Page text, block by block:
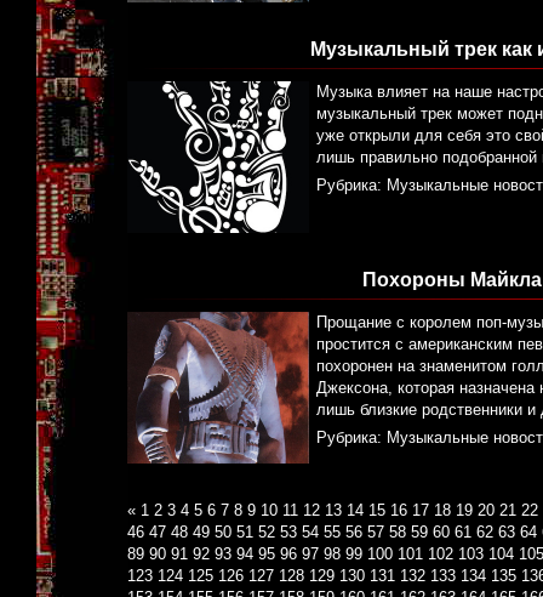
Музыкальный трек как
Музыка влияет на наше
музыкальный трек может
уже открыли для себя это
лишь правильно
Рубрика: Музыкальные
Похороны Майкла
Прощание с королем поп-
простится с американским
похоронен на знаменитом
Джексона, которая назначена
лишь близкие родственники
Рубрика: Музыкальные
« 1 2 3 4 5 6 7 8 9 10 11 12 13 14 15 16 17 18 19 20 21 22
46 47 48 49 50 51 52 53 54 55 56 57 58 59 60 61 62 63 64
89 90 91 92 93 94 95 96 97 98 99 100 101 102 103 104 105
123 124 125 126 127 128 129 130 131 132 133 134 135